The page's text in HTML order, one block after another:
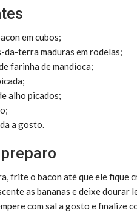
em cubos;
da-terra maduras em rodelas;
farinha de mandioca;
alho picados;
a gosto.
frite o bacon até que ele fique
as bananas e deixe dourar
com sal a gosto e finalize